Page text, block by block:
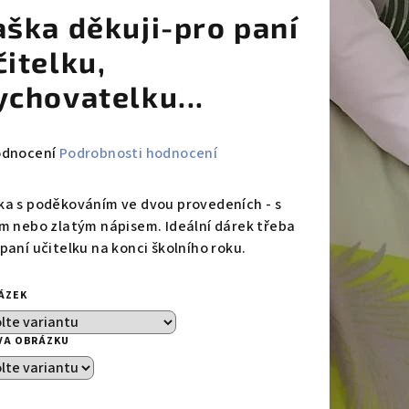
děkuji-pro paní
Podrobnosti hodnocení
s poděkováním ve dvou provedeních - s
nebo zlatým nápisem. Ideální dárek třeba
učitelku na konci školního roku.
OBRÁZKU